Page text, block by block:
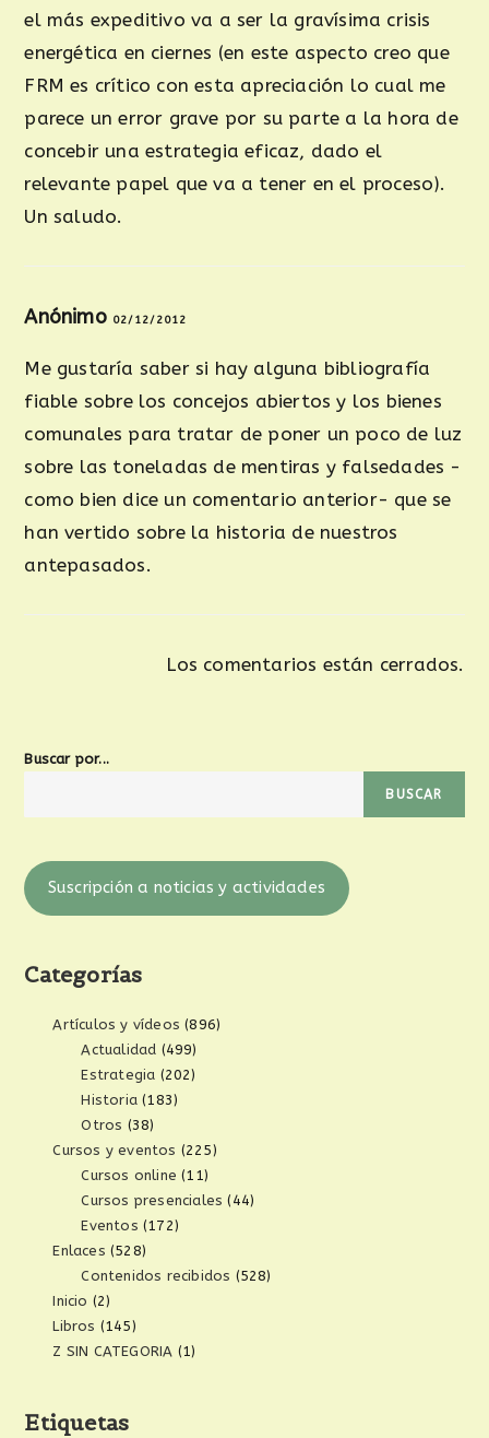
el más expeditivo va a ser la gravísima crisis
energética en ciernes (en este aspecto creo que
FRM es crítico con esta apreciación lo cual me
parece un error grave por su parte a la hora de
concebir una estrategia eficaz, dado el
relevante papel que va a tener en el proceso).
Un saludo.
Anónimo 02/12/2012
Me gustaría saber si hay alguna bibliografía
fiable sobre los concejos abiertos y los bienes
comunales para tratar de poner un poco de luz
sobre las toneladas de mentiras y falsedades -
como bien dice un comentario anterior- que se
han vertido sobre la historia de nuestros
antepasados.
Los comentarios están cerrados.
Buscar por...
BUSCAR
Suscripción a noticias y actividades
Categorías
Artículos y vídeos (896)
Actualidad (499)
Estrategia (202)
Historia (183)
Otros (38)
Cursos y eventos (225)
Cursos online (11)
Cursos presenciales (44)
Eventos (172)
Enlaces (528)
Contenidos recibidos (528)
Inicio (2)
Libros (145)
Z SIN CATEGORIA (1)
Etiquetas